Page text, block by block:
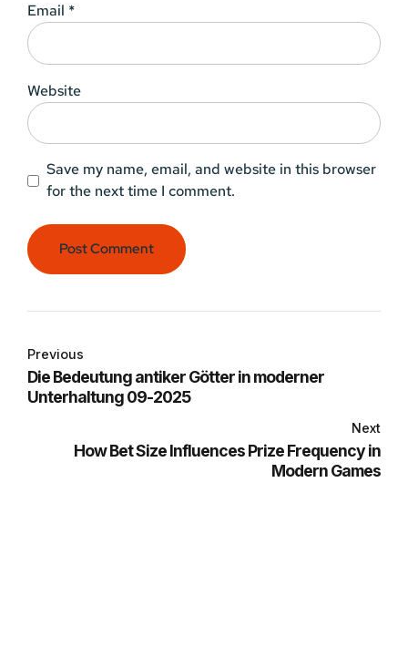
Email *
Website
Save my name, email, and website in this browser
for the next time I comment.
Post Comment
Previous
Die Bedeutung antiker Götter in moderner
Unterhaltung 09-2025
Next
How Bet Size Influences Prize Frequency in
Modern Games